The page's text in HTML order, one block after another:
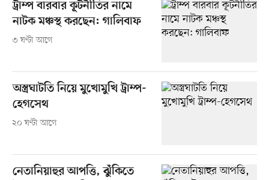
ট্রাম্প বারবার কূটনীতির নামে
নাটক মঞ্চস্থ করছেন: গালিবাফ
৩ ঘণ্টা আগে
অস্ত্রঘাটতি নিয়ে মুখোমুখি ট্রাম্প-
হেগসেথ
২০ ঘণ্টা আগে
নেতানিয়াহুর আপত্তি, ঝুঁকিতে